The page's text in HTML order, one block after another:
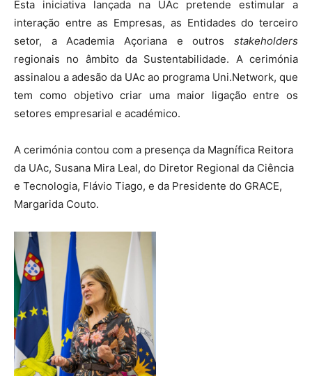
Esta iniciativa lançada na UAc pretende estimular a
interação entre as Empresas, as Entidades do terceiro
setor, a Academia Açoriana e outros stakeholders
regionais no âmbito da Sustentabilidade. A cerimónia
assinalou a adesão da UAc ao programa Uni.Network, que
tem como objetivo criar uma maior ligação entre os
setores empresarial e académico.
A cerimónia contou com a presença da Magnífica Reitora
da UAc, Susana Mira Leal, do Diretor Regional da Ciência
e Tecnologia, Flávio Tiago, e da Presidente do GRACE,
Margarida Couto.